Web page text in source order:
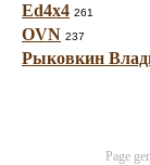
Ed4x4 261
OVN 237
Рыковкин
Page